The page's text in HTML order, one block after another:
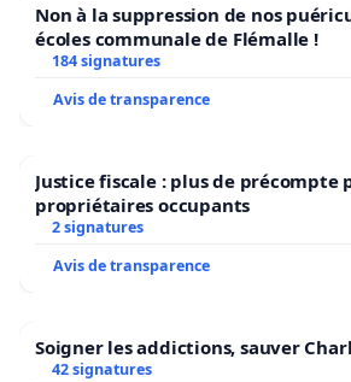
Non à la suppression de nos
écoles communale de Flémalle !
184 signatures
Avis de transparence
Justice fiscale : plus de précompte
propriétaires occupants
2 signatures
Avis de transparence
Soigner les addictions, sauver
42 signatures